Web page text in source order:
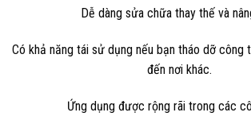
Dễ dàng sửa chữa thay thế và
Có khả năng tái sử dụng nếu bạn tháo dỡ công
đến nơi khác.
Ứng dụng được rộng rãi trong các